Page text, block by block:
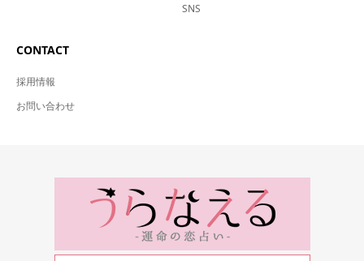
SNS
CONTACT
採用情報
お問い合わせ